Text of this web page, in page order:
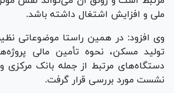
ملی و افزایش اشتغال داشته باشد.
وی افزود: در همین راستا موضوعاتی
تولید مسکن، نحوه تأمین مالی
دستگاه‌های مرتبط از جمله بانک مرکزی
نشست مورد بررسی قرار گرفت.